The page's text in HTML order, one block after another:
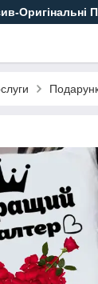
Оригінальні